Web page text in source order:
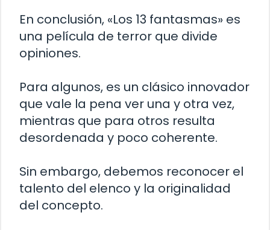
En conclusión, «Los 13 fantasmas» es
una película de terror que divide
opiniones.
Para algunos, es un clásico innovador
que vale la pena ver una y otra vez,
mientras que para otros resulta
desordenada y poco coherente.
Sin embargo, debemos reconocer el
talento del elenco y la originalidad
del concepto.